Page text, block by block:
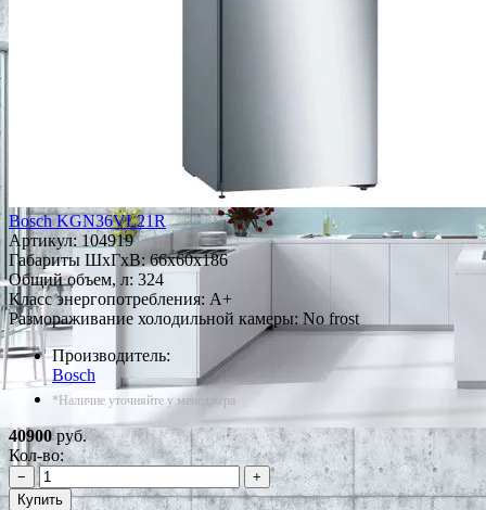
Bosch KGN36VL21R
Артикул: 104919
Габариты ШxГxВ: 66x60x186
Общий объем, л: 324
Класс энергопотребления: A+
Размораживание холодильной камеры: No frost
Производитель:
Bosch
*Наличие уточняйте у менеджера
40900руб.
Кол-во:
−
+
Купить